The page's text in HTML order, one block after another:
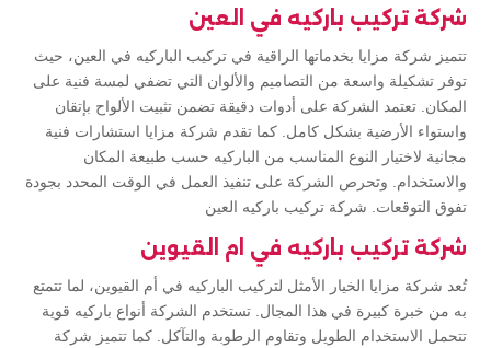
شركة تركيب باركيه في العين
تتميز شركة مزايا بخدماتها الراقية في تركيب الباركيه في العين، حيث
توفر تشكيلة واسعة من التصاميم والألوان التي تضفي لمسة فنية على
المكان. تعتمد الشركة على أدوات دقيقة تضمن تثبيت الألواح بإتقان
واستواء الأرضية بشكل كامل. كما تقدم شركة مزايا استشارات فنية
مجانية لاختيار النوع المناسب من الباركيه حسب طبيعة المكان
والاستخدام. وتحرص الشركة على تنفيذ العمل في الوقت المحدد بجودة
تفوق التوقعات. شركة تركيب باركيه العين
شركة تركيب باركيه في ام القيوين
تُعد شركة مزايا الخيار الأمثل لتركيب الباركيه في أم القيوين، لما تتمتع
به من خبرة كبيرة في هذا المجال. تستخدم الشركة أنواع باركيه قوية
تتحمل الاستخدام الطويل وتقاوم الرطوبة والتآكل. كما تتميز شركة